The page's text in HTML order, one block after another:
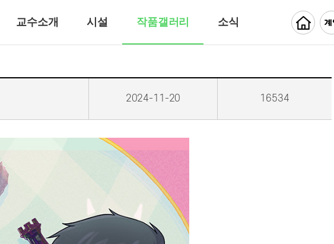
교수소개 시설 작품갤러리 소식
2024-11-20 16534